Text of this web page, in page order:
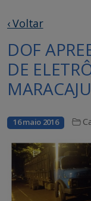
‹ Voltar
DOF
DE
16 maio 2016